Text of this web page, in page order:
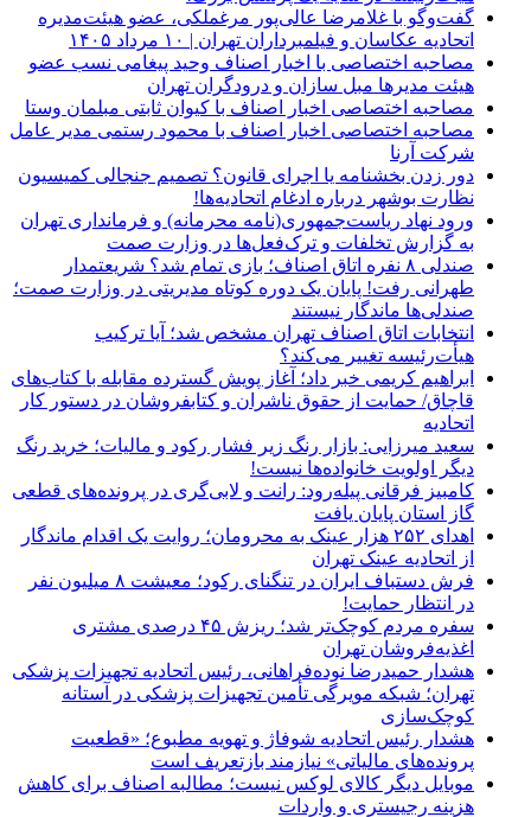
گفت‌وگو با غلامرضا عالی‌پور مرغملکی، عضو هیئت‌مدیره
اتحادیه عکاسان و فیلمبرداران تهران | ۱۰ مرداد ۱۴۰۵
مصاحبه اختصاصی با اخبار اصناف وحید پیغامی نسب عضو
هیئت مدیرها مبل سازان و درودگران تهران
مصاحبه اختصاصی اخبار اصناف با کیوان ثابتی مبلمان وستا
مصاحبه اختصاصی اخبار اصناف با محمود رستمی مدیر عامل
شرکت آرنا
دور زدن بخشنامه یا اجرای قانون؟ تصمیم جنجالی کمیسیون
نظارت بوشهر درباره ادغام اتحادیه‌ها!
ورود نهاد ریاست‌جمهوری(نامه محرمانه) و فرمانداری تهران
به گزارش تخلفات و ترک‌فعل‌ها در وزارت صمت
صندلی ۸ نفره اتاق اصناف؛ بازی تمام شد؟ شریعتمدار
طهرانی رفت! پایان یک دوره کوتاه مدیریتی در وزارت صمت؛
صندلی‌ها ماندگار نیستند
انتخابات اتاق اصناف تهران مشخص شد؛ آیا ترکیب
هیأت‌رئیسه تغییر می‌کند؟
ابراهیم کریمی خبر داد؛ آغاز پویش گسترده مقابله با کتاب‌های
قاچاق/ حمایت از حقوق ناشران و کتابفروشان در دستور کار
اتحادیه
سعید میرزایی: بازار رنگ زیر فشار رکود و مالیات؛ خرید رنگ
دیگر اولویت خانواده‌ها نیست!
کامبیز فرقانی پیله‌رود: رانت و لابی‌گری در پرونده‌های قطعی
گاز استان پایان یافت
اهدای ۲۵۲ هزار عینک به محرومان؛ روایت یک اقدام ماندگار
از اتحادیه عینک تهران
فرش دستباف ایران در تنگنای رکود؛ معیشت ۸ میلیون نفر
در انتظار حمایت!
سفره مردم کوچک‌تر شد؛ ریزش ۴۵ درصدی مشتری
اغذیه‌فروشان تهران
هشدار حمیدرضا نوده‌فراهانی، رئیس اتحادیه تجهیزات پزشکی
تهران؛ شبکه مویرگی تأمین تجهیزات پزشکی در آستانه
کوچک‌سازی
هشدار رئیس اتحادیه شوفاژ و تهویه مطبوع؛ «قطعیت
پرونده‌های مالیاتی» نیازمند بازتعریف است
موبایل دیگر کالای لوکس نیست؛ مطالبه اصناف برای کاهش
هزینه رجیستری و واردات